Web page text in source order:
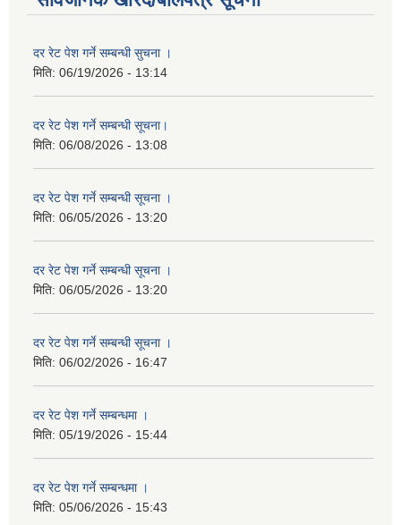
दर रेट पेश गर्ने सम्बन्धी सुचना ।
मिति: 06/19/2026 - 13:14
दर रेट पेश गर्ने सम्बन्धी सूचना।
मिति: 06/08/2026 - 13:08
दर रेट पेश गर्ने सम्बन्धी सूचना ।
मिति: 06/05/2026 - 13:20
दर रेट पेश गर्ने सम्बन्धी सूचना ।
मिति: 06/05/2026 - 13:20
दर रेट पेश गर्ने सम्बन्धी सूचना ।
मिति: 06/02/2026 - 16:47
दर रेट पेश गर्ने सम्बन्धमा ।
मिति: 05/19/2026 - 15:44
दर रेट पेश गर्ने सम्बन्धमा ।
मिति: 05/06/2026 - 15:43